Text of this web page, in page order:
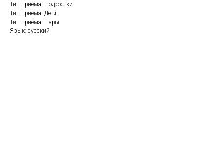
Тип приёма: Подростки
Тип приёма: Дети
Тип приёма: Пары
Язык: русский